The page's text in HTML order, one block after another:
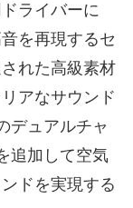
ライバーに
を再現するセ
れた高級素材
アなサウンド
デュアルチャ
追加して空気
ドを実現する